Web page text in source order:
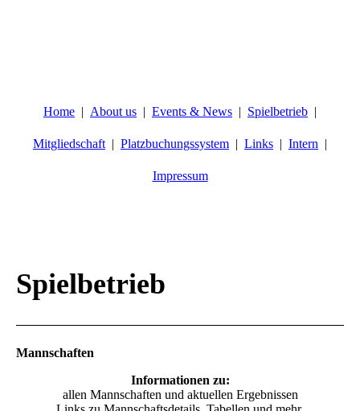
Home About us Events & News Spielbetrieb
Mitgliedschaft Platzbuchungssystem Links Intern
Impressum
Spielbetrieb
Mannschaften
Informationen zu:
allen Mannschaften und aktuellen Ergebnissen